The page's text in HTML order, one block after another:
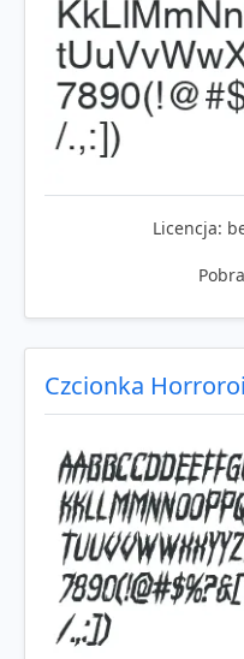
Licencja:
Czcionka